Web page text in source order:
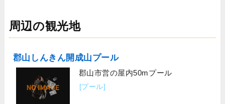
周辺の観光地
郡山しんきん開成山プール
郡山市営の屋内50mプール
[プール]